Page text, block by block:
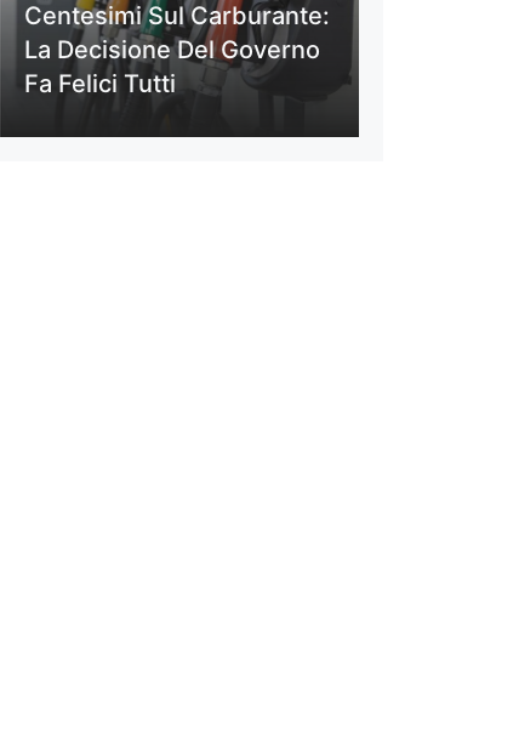
Centesimi Sul Carburante:
La Decisione Del Governo
Fa Felici Tutti